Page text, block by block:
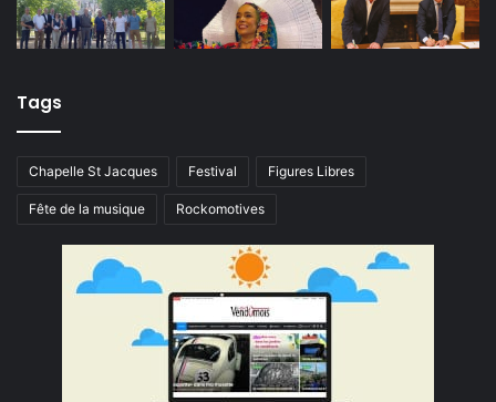
Tags
Chapelle St Jacques Festival Figures Libres
Fête de la musique Rockomotives